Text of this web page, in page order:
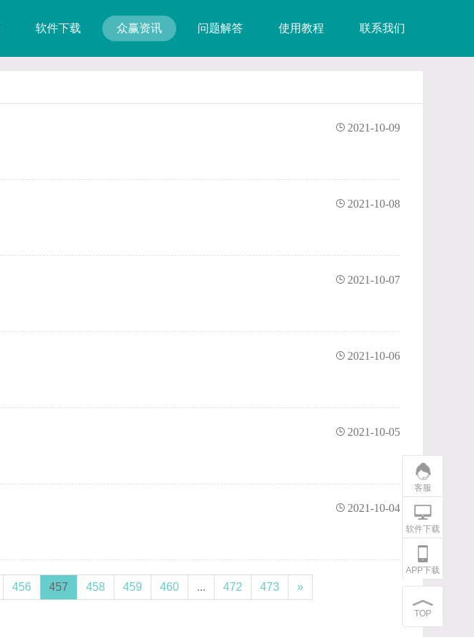
软件下载 众赢资讯 问题解答 使用教程 联系我们
2021-10-09
2021-10-08
2021-10-07
2021-10-06
2021-10-05
2021-10-04
456 457 458 459 460 ... 472 473 »
客服
软件下载
APP下载
TOP